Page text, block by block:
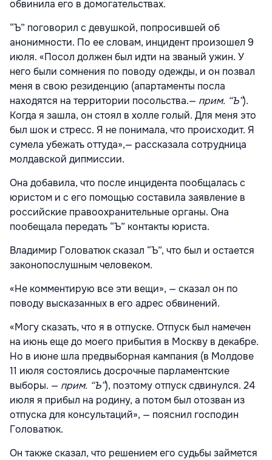
обвинила его в домогательствах.
“Ъ” поговорил с девушкой, попросившей об
анонимности. По ее словам, инцидент произошел 9
июля. «Посол должен был идти на званый ужин. У
него были сомнения по поводу одежды, и он позвал
меня в свою резиденцию (апартаменты посла
находятся на территории посольства.— прим. “Ъ”).
Когда я зашла, он стоял в холле голый. Для меня это
был шок и стресс. Я не понимала, что происходит. Я
сумела убежать оттуда»,— рассказала сотрудница
молдавской дипмиссии.
Она добавила, что после инцидента пообщалась с
юристом и с его помощью составила заявление в
российские правоохранительные органы. Она
пообещала передать “Ъ” контакты юриста.
Владимир Головатюк сказал “Ъ”, что был и остается
законопослушным человеком.
«Не комментирую все эти вещи», — сказал он по
поводу высказанных в его адрес обвинений.
«Могу сказать, что я в отпуске. Отпуск был намечен
на июнь еще до моего прибытия в Москву в декабре.
Но в июне шла предвыборная кампания (в Молдове
11 июля состоялись досрочные парламентские
выборы. — прим. “Ъ”), поэтому отпуск сдвинулся. 24
июля я прибыл на родину, а потом был отозван из
отпуска для консультаций», — пояснил господин
Головатюк.
Он также сказал, что решением его судьбы займется